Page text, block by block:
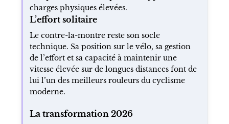
charges physiques élevées.
L’effort solitaire
Le contre-la-montre reste son socle
technique. Sa position sur le vélo, sa gestion
de l’effort et sa capacité à maintenir une
vitesse élevée sur de longues distances font de
lui l’un des meilleurs rouleurs du cyclisme
moderne.
La transformation 2026